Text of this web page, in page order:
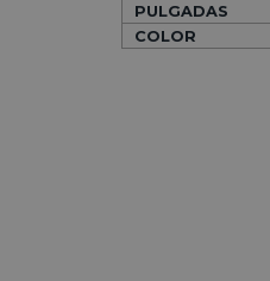
PULGADAS
COLOR